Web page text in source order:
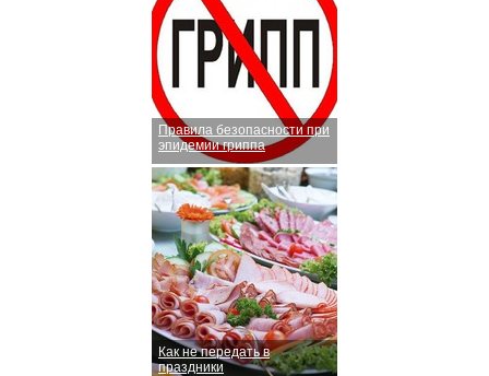
Правила безопасности при
эпидемии гриппа
Как не передать в
праздники